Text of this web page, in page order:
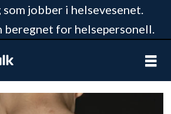
jobber i helsevesenet.
beregnet for helsepersonell.